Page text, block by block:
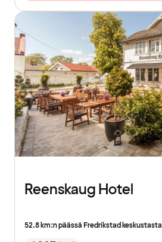
Reenskaug Hotel
52.8 km:n päässä Fredrikstad keskustasta